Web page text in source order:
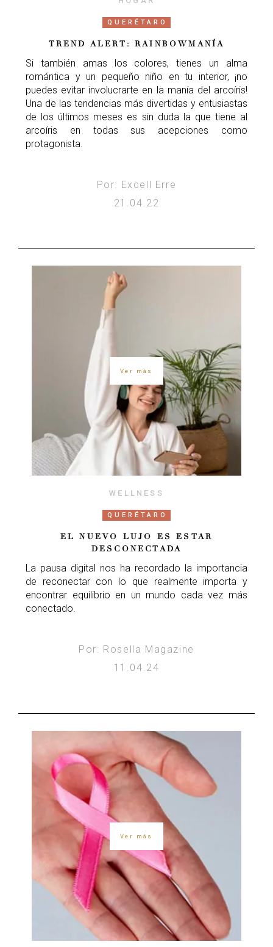
QUERÉTARO
TREND ALERT: RAINBOWMANÍA
Si también amas los colores, tienes un alma
romántica y un pequeño niño en tu interior, ¡no
puedes evitar involucrarte en la manía del arcoíris!
Una de las tendencias más divertidas y entusiastas
de los últimos meses es sin duda la que tiene al
arcoíris en todas sus acepciones como
protagonista.
Por: Excell Erre
21.04.22
Ver más
WELLNESS
QUERÉTARO
EL NUEVO LUJO ES ESTAR
DESCONECTADA
La pausa digital nos ha recordado la importancia
de reconectar con lo que realmente importa y
encontrar equilibrio en un mundo cada vez más
conectado.
Por: Rosella Magazine
11.04.24
Ver más